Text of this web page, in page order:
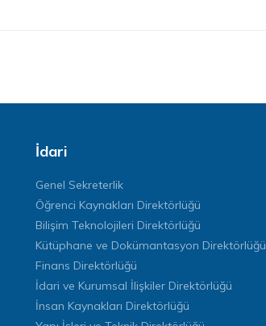
İdari
Genel Sekreterlik
Öğrenci Kaynakları Direktörlüğü
Bilişim Teknolojileri Direktörlüğü
Kütüphane ve Dokümantasyon Direktörlüğü
Finans Direktörlüğü
İdari ve Kurumsal İlişkiler Direktörlüğü
İnsan Kaynakları Direktörlüğü